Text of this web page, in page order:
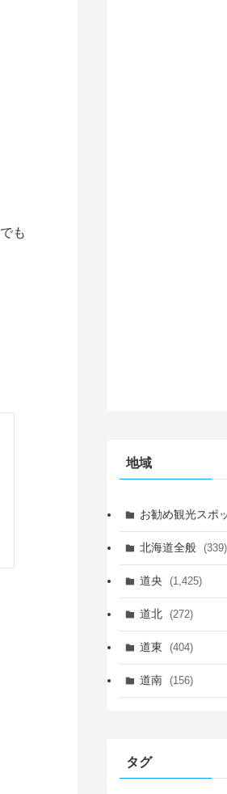
も
地域
お勧め観光スポ
北海道全般 (339)
道央 (1,425)
(339)
(14)
(27)
道北 (272)
(27)
道東 (404)
道南 (156)
タグ